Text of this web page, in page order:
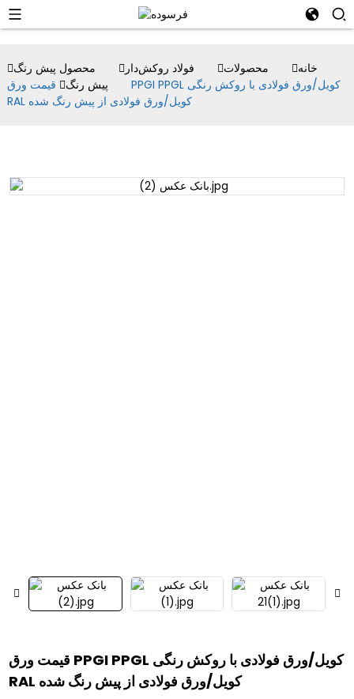
خانه محصولات فولاد روکش‌دار
محصول پیش رنگ
پیش رنگ
قیمت ورق PPGI PPGL کویل/ورق فولادی با روکش رنگی
RAL کویل/ورق فولادی از پیش رنگ شده
قیمت ورق PPGI PPGL کویل/ورق فولادی با روکش رنگی
RAL کویل/ورق فولادی از پیش رنگ شده